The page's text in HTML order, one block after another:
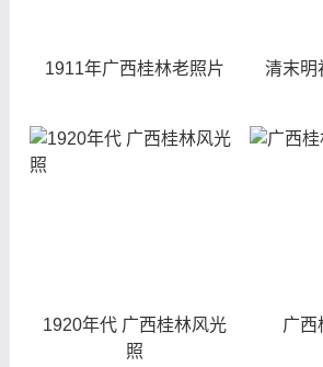
1911年广西桂林老照片
清末明
1920年代 广西桂林风光
照
广西